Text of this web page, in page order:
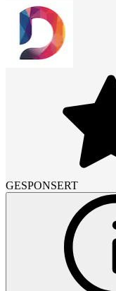
GESPONSERT